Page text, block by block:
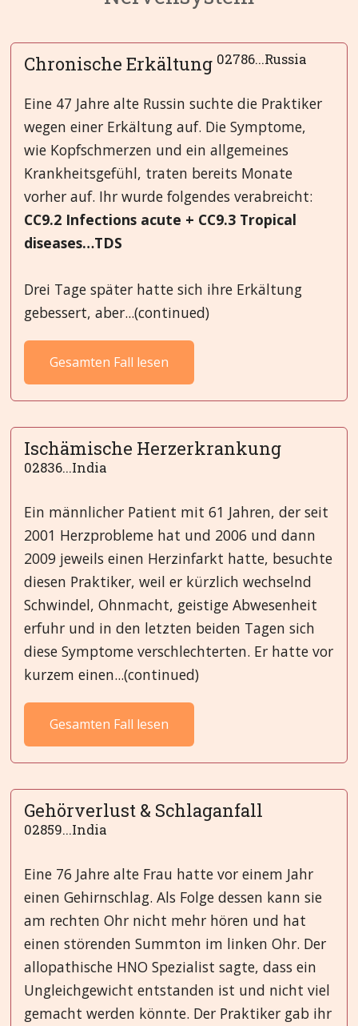
Chronische Erkältung 02786...Russia
Eine 47 Jahre alte Russin suchte die Praktiker
wegen einer Erkältung auf. Die Symptome,
wie Kopfschmerzen und ein allgemeines
Krankheitsgefühl, traten bereits Monate
vorher auf. Ihr wurde folgendes verabreicht:
CC9.2 Infections acute + CC9.3 Tropical
diseases…TDS
Drei Tage später hatte sich ihre Erkältung
gebessert, aber...(continued)
Gesamten Fall lesen
Ischämische Herzerkrankung
02836...India
Ein männlicher Patient mit 61 Jahren, der seit
2001 Herzprobleme hat und 2006 und dann
2009 jeweils einen Herzinfarkt hatte, besuchte
diesen Praktiker, weil er kürzlich wechselnd
Schwindel, Ohnmacht, geistige Abwesenheit
erfuhr und in den letzten beiden Tagen sich
diese Symptome verschlechterten. Er hatte vor
kurzem einen...(continued)
Gesamten Fall lesen
Gehörverlust & Schlaganfall
02859...India
Eine 76 Jahre alte Frau hatte vor einem Jahr
einen Gehirnschlag. Als Folge dessen kann sie
am rechten Ohr nicht mehr hören und hat
einen störenden Summton im linken Ohr. Der
allopathische HNO Spezialist sagte, dass ein
Ungleichgewicht entstanden ist und nicht viel
gemacht werden könnte. Der Praktiker gab ihr